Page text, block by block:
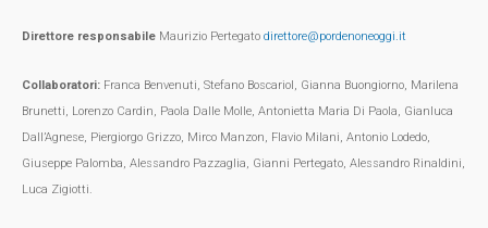
Direttore responsabile Maurizio Pertegato direttore@pordenoneoggi.it
Collaboratori: Franca Benvenuti, Stefano Boscariol, Gianna Buongiorno, Marilena
Brunetti, Lorenzo Cardin, Paola Dalle Molle, Antonietta Maria Di Paola, Gianluca
Dall’Agnese, Piergiorgo Grizzo, Mirco Manzon, Flavio Milani, Antonio Lodedo,
Giuseppe Palomba, Alessandro Pazzaglia, Gianni Pertegato, Alessandro Rinaldini,
Luca Zigiotti.